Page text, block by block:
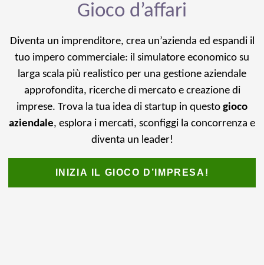
Gioco d’affari
Diventa un imprenditore, crea un’azienda ed espandi il
tuo impero commerciale: il simulatore economico su
larga scala più realistico per una gestione aziendale
approfondita, ricerche di mercato e creazione di
imprese. Trova la tua idea di startup in questo gioco
aziendale, esplora i mercati, sconfiggi la concorrenza e
diventa un leader!
INIZIA IL GIOCO D’IMPRESA!